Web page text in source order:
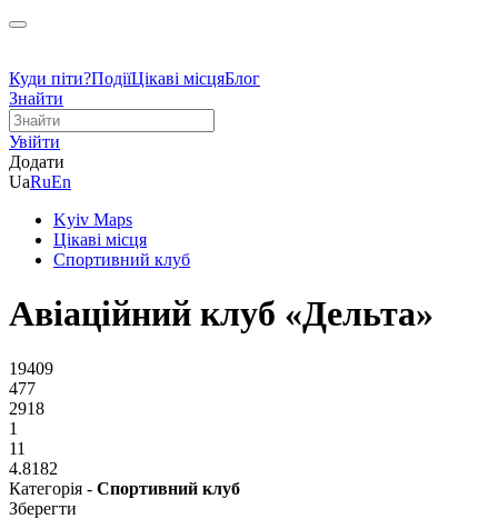
Куди піти?ПодіїЦікаві місцяБлог
Знайти
Увійти
Додати
UaRuEn
Kyiv Maps
Цікаві місця
Спортивний клуб
Авіаційний клуб «Дельта»
19409
477
2918
1
11
4.8182
Категорія - Спортивний клуб
Зберегти